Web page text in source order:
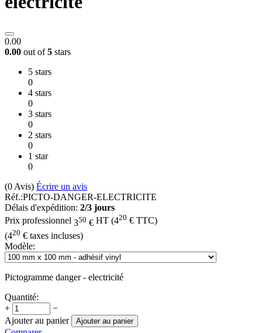
0.00
0.00 out of5 stars
5 stars
0
4 stars
0
3 stars
0
2 stars
0
1 star
0
(0 Avis) Écrire un avis
Réf.:PICTO-DANGER-ELECTRICITE
Délais d'expédition: 2/3 jours
Prix professionnel 350 € HT (420 € TTC)
(420 € taxes incluses)
Modèle:
Pictogramme danger - electricité
Quantité:
+
−
Ajouter au panier
Ajouter au panier